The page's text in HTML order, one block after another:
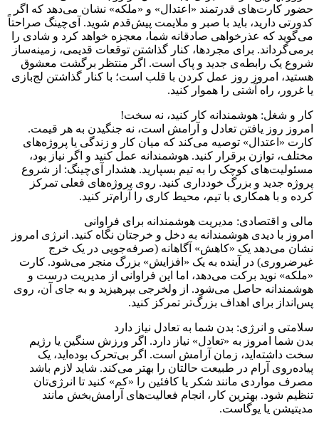
حضور کارت‌های قدرتمند «اعتدال» و «ملکه» نشان می‌دهد که اگر
کدورتی دارید، باید با صبر و ملایمت پیش‌قدم شوید. آی‌چینگ صراحتاً
می‌گوید که عذرخواهی صادقانه شما، معجزه خواهد کرد و شادی را
برمی‌گرداند. برای مجردها، کنار گذاشتن توقعات قدیمی، زمینه‌ساز
شروع یک رابطه‌ی جدید و پاک است. اگر منتظر برگشت معشوق
هستید، امروز روز عمل کردن با قلب است؛ با کنار گذاشتن لج‌بازی
یا غرور، راه آشتی را هموار کنید.
کار و شغل: هوشمندانه کار کنید، نه سخت!
امروز روز یافتن تعادل و آرامش است، نه جنگیدن به هر قیمت.
کارت «اعتدال» توصیه می‌کند که میان کار و زندگی یا پروژه‌های
مختلف، توازن برقرار کنید. هوشمندانه عمل کنید و اگر نیاز بود،
مسئولیت‌های کوچک را به تیم بسپارید. هشدار آی‌چینگ: از شروع
پروژه جدید و بزرگ خودداری کنید. روی پروژه‌های فعلی تمرکز
کرده و با همکاری با تیم، محیط کاری را آرام‌تر کنید.
مالی و اقتصادی: مدیریت هوشمندانه برای فراوانی
امروز با دیدی هوشمندانه به دخل و خرجتان نگاه کنید. انرژی امروز
نشان می‌دهد یک «کاهش» آگاهانه (صرفه‌جویی در یک خرج
غیرضروری) در آینده به یک «افزایش» بزرگ منجر می‌شود. کارت
«ملکه» نوید برکت می‌دهد، اما این فراوانی از مدیریت درست و
هوشمندانه حاصل می‌شود. از ولخرجی بپرهیزید و به جای آن، روی
پس‌انداز برای اهداف بزرگ‌تر تمرکز کنید.
سلامتی و انرژی: بدن شما به تعادل نیاز دارد
بدن شما امروز به «تعادل» نیاز دارد. اگر ورزش سنگین یا رژیم
سخت داشته‌اید، زمان آرامش است. اگر بی‌تحرک بوده‌اید، یک
پیاده‌روی آرام در طبیعت حالتان را بهتر می‌کند. شاید لازم باشد
مصرف مواردی مانند شکر یا کافئین را «کم» کنید تا انرژی‌تان
تنظیم شود. بهترین کار، انجام فعالیت‌های آرامش‌بخش مانند
مدیتیشن یا یوگاست.